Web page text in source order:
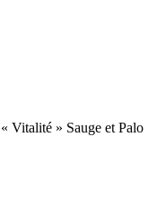
Vitalité » Sauge et Palo